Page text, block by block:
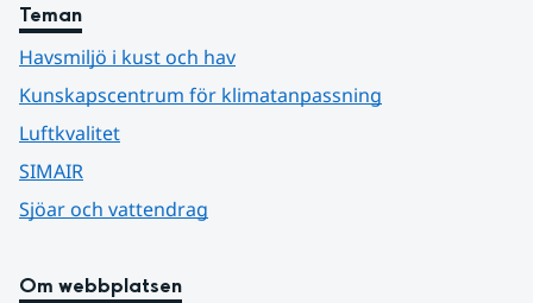
Teman
Havsmiljö i kust och hav
Kunskapscentrum för klimatanpassning
Luftkvalitet
SIMAIR
Sjöar och vattendrag
Om webbplatsen